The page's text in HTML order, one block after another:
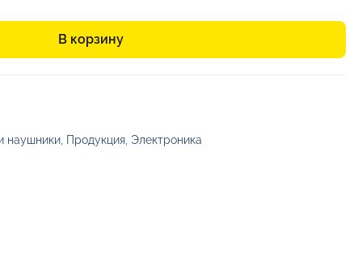
В корзину
наушники Продукция Электроника